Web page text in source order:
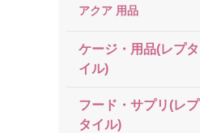
アクア 用品
ケージ・用品(レプタ
イル)
フード・サプリ(レプ
タイル)